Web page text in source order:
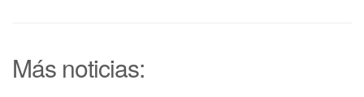
Más noticias: